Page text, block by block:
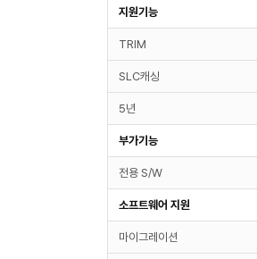
지원기능
TRIM
SLC캐싱
5년
부가기능
전용 S/W
소프트웨어 지원
마이그레이션